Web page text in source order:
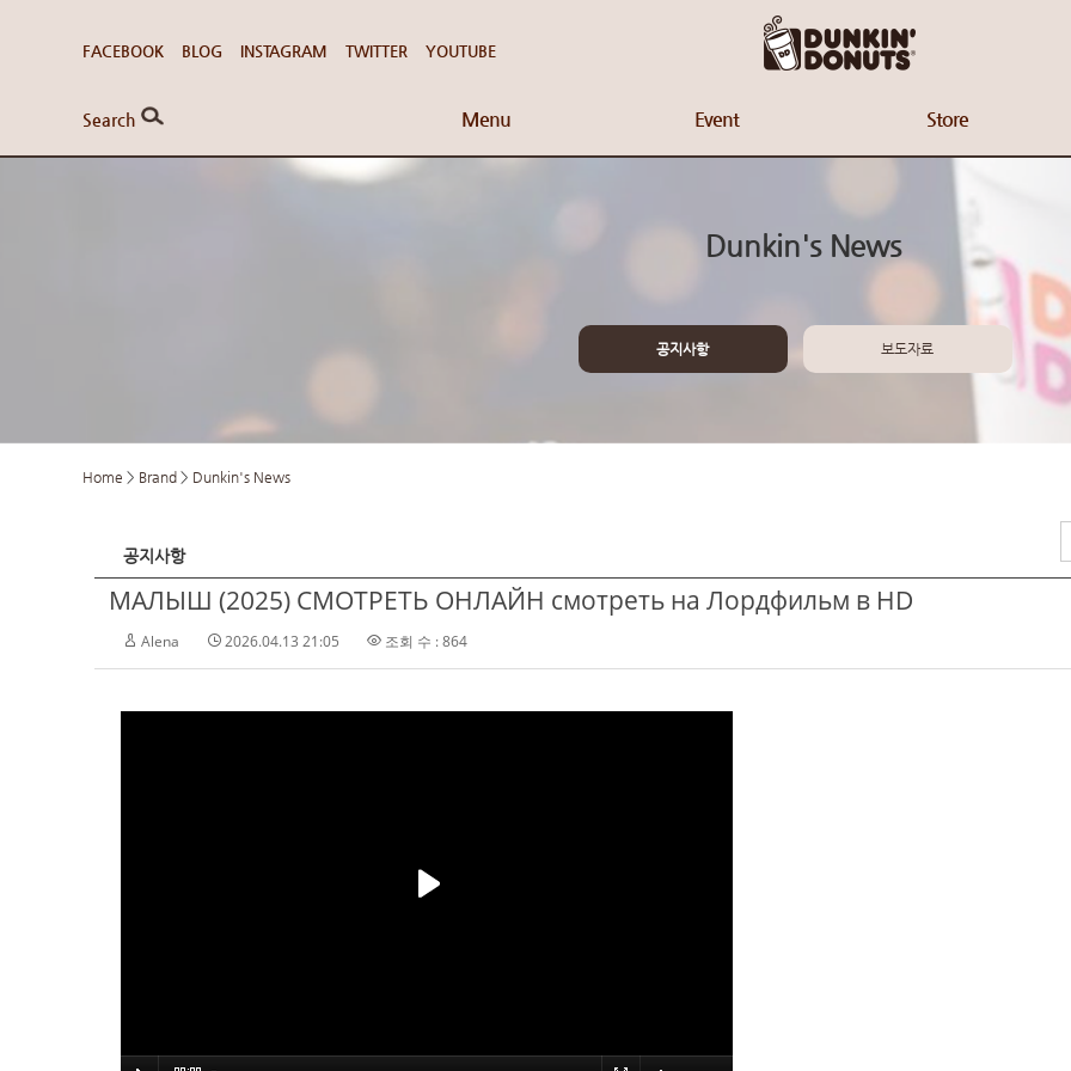
FACEBOOK BLOG INSTAGRAM TWITTER YOUTUBE
Search Menu Event Store
Dunkin's News
Home > Brand > Dunkin's News
공지사항 보도자료
공지사항
МАЛЫШ (2025) СМОТРЕТЬ ОНЛАЙН смотреть на Лордфильм в HD
Alena 2026.04.13 21:05 조회 수 : 864